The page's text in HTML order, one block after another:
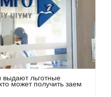
льготные
может получить заем